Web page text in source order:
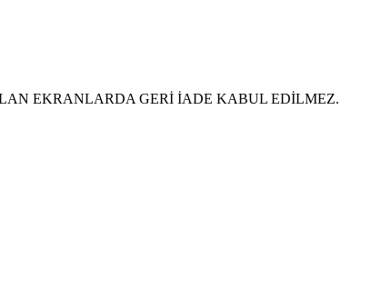
EKRANLARDA GERİ İADE KABUL EDİLMEZ.